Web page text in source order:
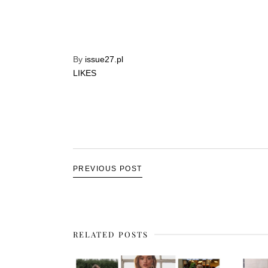
By issue27.pl
LIKES
PREVIOUS POST
RELATED POSTS